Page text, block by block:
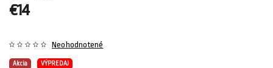
€14
Akcia VÝPREDAJ
Neohodnotené